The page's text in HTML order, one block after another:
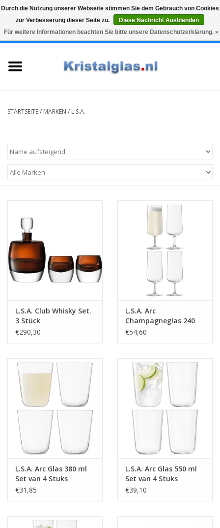
Snelle levering
Graveren
0 Artikel - €0,00
Vasen
Kaffee & Tee
Bar & Wein
STARTSEITE/ MARKEN / L.S.A.
L.S.A. Club Whisky Set.
3 Stück
€290,30
L.S.A. Arc
Champagneglas 240
ml Set van 4 Stuks
€54,60
L.S.A. Arc Glas 380 ml
Set van 4 Stuks
€31,85
L.S.A. Arc Glas 550 ml
Set van 4 Stuks
€39,10
Durch die Nutzung unserer Webseite stimmen Sie dem Gebrauch von Cookies
zur Verbesserung dieser Seite zu.
Diese Nachricht Ausblenden
Für weitere Informationen beachten Sie bitte unsere Datenschutzerklärung. »